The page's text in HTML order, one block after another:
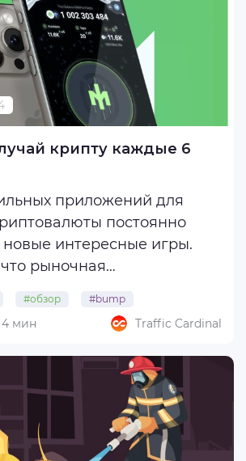
крипту каждые 6
приложений для
постоянно
интересные игры.
рыночная
долларов к 2030 году.
проектов является игра
компаниями
Group и ...
#обзор #bump
4 мин Traffic Cardinal